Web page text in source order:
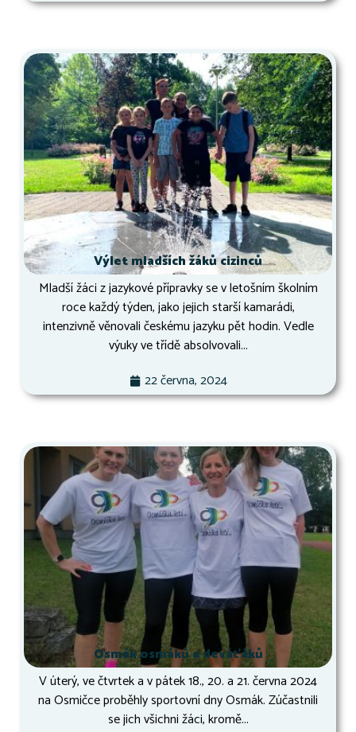
Výlet mladších žáků cizinců
Mladší žáci z jazykové přípravky se v letošním školním
roce každý týden, jako jejich starší kamarádi,
intenzivně věnovali českému jazyku pět hodin. Vedle
výuky ve třídě absolvovali...
22 června, 2024
Osmák osmáků a deváťáků
V úterý, ve čtvrtek a v pátek 18., 20. a 21. června 2024
na Osmičce proběhly sportovní dny Osmák. Zúčastnili
se jich všichni žáci, kromě...